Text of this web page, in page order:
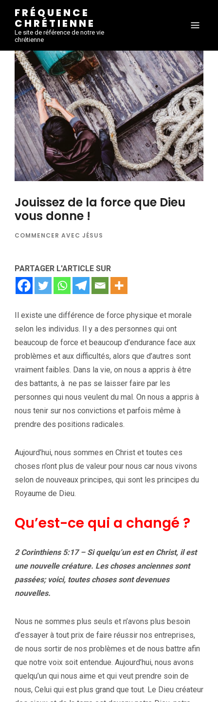
FRÉQUENCE
CHRÉTIENNE
Le site de référence de notre vie
chrétienne
Jouissez de la force que Dieu
vous donne !
COMMENCER AVEC JÉSUS
PARTAGER L'ARTICLE SUR
Il existe une différence de force physique et morale
selon les individus. Il y a des personnes qui ont
beaucoup de force et beaucoup d’endurance face aux
problèmes et aux difficultés, alors que d’autres sont
vraiment faibles. Dans la vie, on nous a appris à être
des battants, à ne pas se laisser faire par les
personnes qui nous veulent du mal. On nous a appris à
nous tenir sur nos convictions et parfois même à
prendre des positions radicales.
Aujourd’hui, nous sommes en Christ et toutes ces
choses n’ont plus de valeur pour nous car nous vivons
selon de nouveaux principes, qui sont les principes du
Royaume de Dieu.
Qu’est-ce qui a changé ?
2 Corinthiens 5:17 – Si quelqu’un est en Christ, il est
une nouvelle créature. Les choses anciennes sont
passées; voici, toutes choses sont devenues
nouvelles.
Nous ne sommes plus seuls et n’avons plus besoin
d’essayer à tout prix de faire réussir nos entreprises,
de nous sortir de nos problèmes et de nous battre afin
que notre voix soit entendue. Aujourd’hui, nous avons
quelqu’un qui nous aime et qui veut prendre soin de
nous, Celui qui est plus grand que tout. Le Dieu créateur